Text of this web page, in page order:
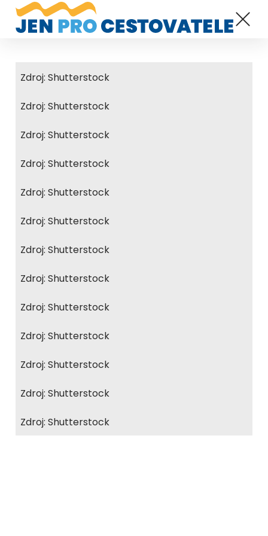
Zdroj: Shutterstock
Zdroj: Shutterstock
Zdroj: Shutterstock
Zdroj: Shutterstock
Zdroj: Shutterstock
Zdroj: Shutterstock
Zdroj: Shutterstock
Zdroj: Shutterstock
Zdroj: Shutterstock
Zdroj: Shutterstock
Zdroj: Shutterstock
Zdroj: Shutterstock
Zdroj: Shutterstock